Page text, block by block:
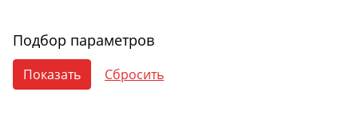
Подбор параметров